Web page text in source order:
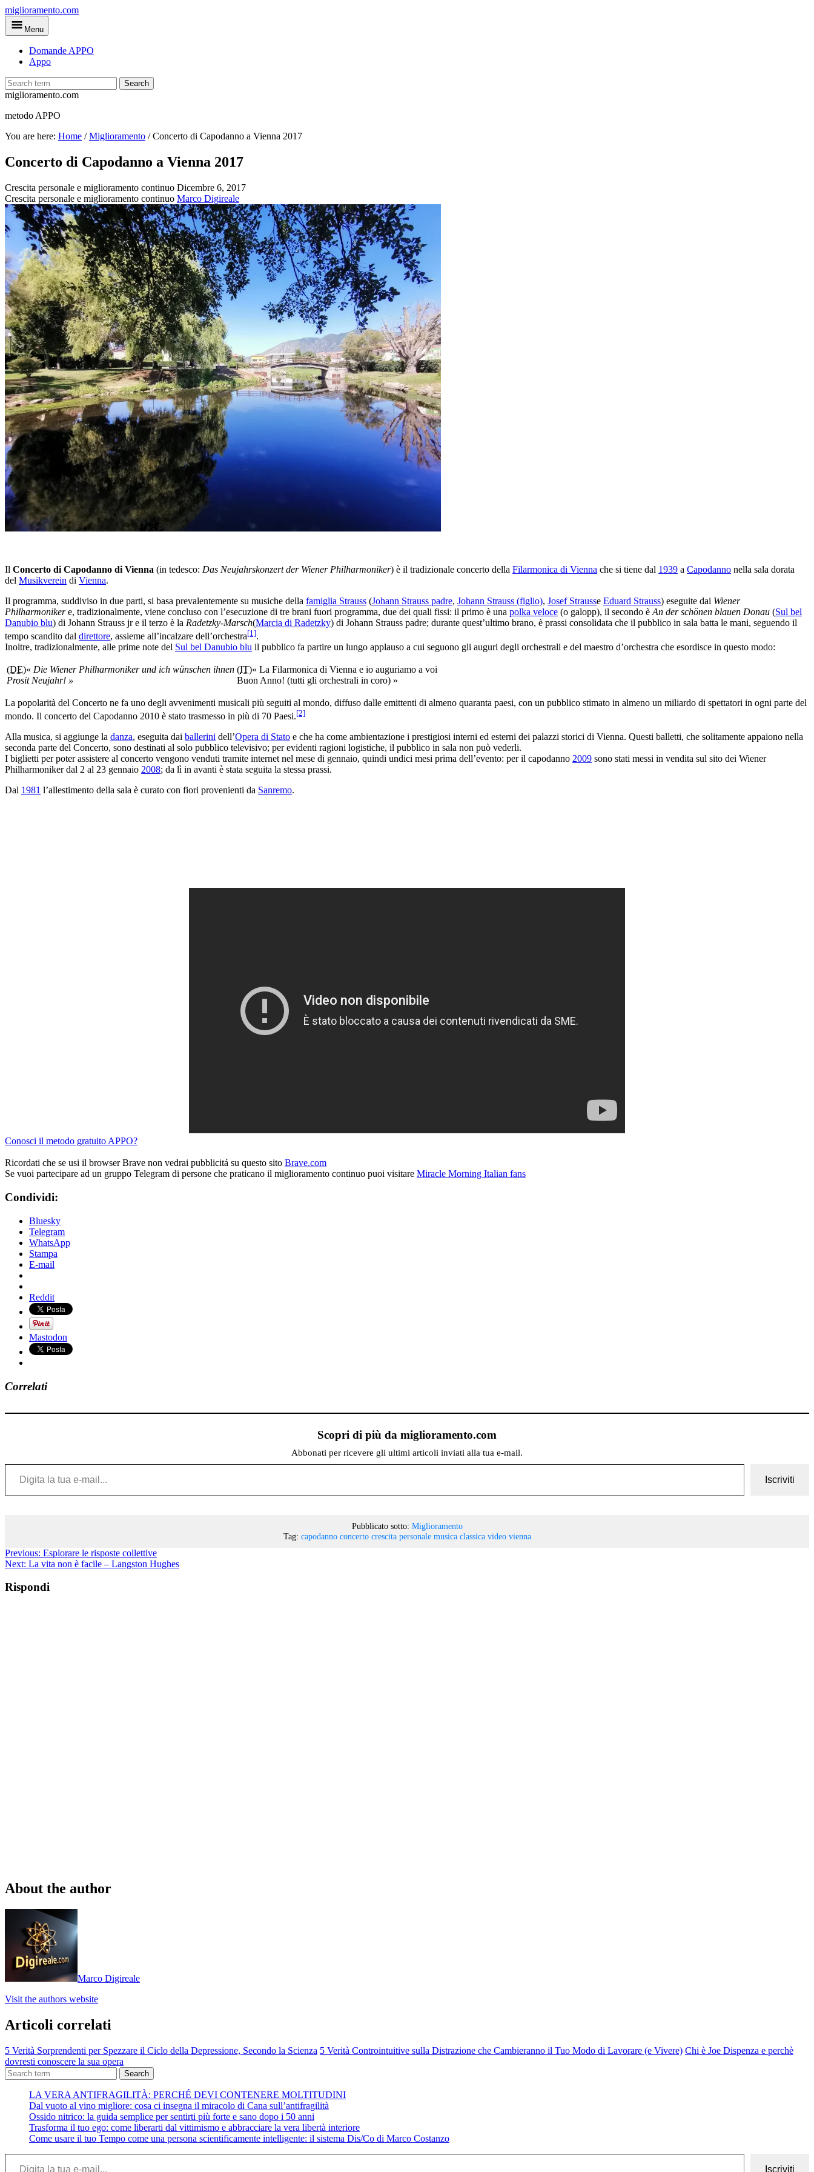
Skip
to
main
miglioramento.com
Menu
Domande APPO
Appo
Search
miglioramento.com
metodo APPO
You are here: Home /Miglioramento /Concerto di Capodanno a Vienna 2017
Concerto di Capodanno a Vienna 2017
Crescita personale e miglioramento continuo Dicembre 6, 2017
Crescita personale e miglioramento continuo Marco Digireale
Il Concerto di Capodanno di Vienna (in tedesco: Das Neujahrskonzert der Wiener Philharmoniker) è il tradizionale concerto della Filarmonica di Vienna che si tiene dal 1939 a Capodanno nella sala dorata
del Musikverein di Vienna.
Il programma, suddiviso in due parti, si basa prevalentemente su musiche della famiglia Strauss (Johann Strauss padre, Johann Strauss (figlio), Josef Strausse Eduard Strauss) eseguite dai Wiener
Philharmonikere, tradizionalmente, viene concluso con l’esecuzione di tre brani fuori programma, due dei quali fissi: il primo è una polka veloce (o galopp), il secondo è An der schönen blauen Donau (Sul bel
Danubio blu) di Johann Strauss jr e il terzo è la Radetzky-Marsch(Marcia di Radetzky) di Johann Strauss padre; durante quest’ultimo brano, è prassi consolidata che il pubblico in sala batta le mani, seguendo il
tempo scandito dal direttore, assieme all’incalzare dell’orchestra[1].
Inoltre, tradizionalmente, alle prime note del Sul bel Danubio blu il pubblico fa partire un lungo applauso a cui seguono gli auguri degli orchestrali e del maestro d’orchestra che esordisce in questo modo:
(DE)« Die Wiener Philharmoniker und ich wünschen ihnen
Prosit Neujahr! »
(IT)« La Filarmonica di Vienna e io auguriamo a voi
Buon Anno! (tutti gli orchestrali in coro) »
La popolarità del Concerto ne fa uno degli avvenimenti musicali più seguiti al mondo, diffuso dalle emittenti di almeno quaranta paesi, con un pubblico stimato in almeno un miliardo di spettatori in ogni parte del
mondo. Il concerto del Capodanno 2010 è stato trasmesso in più di 70 Paesi.[2]
Alla musica, si aggiunge la danza, eseguita dai ballerini dell’Opera di Stato e che ha come ambientazione i prestigiosi interni ed esterni dei palazzi storici di Vienna. Questi balletti, che solitamente appaiono nella
seconda parte del Concerto, sono destinati al solo pubblico televisivo; per evidenti ragioni logistiche, il pubblico in sala non può vederli.
I biglietti per poter assistere al concerto vengono venduti tramite internet nel mese di gennaio, quindi undici mesi prima dell’evento: per il capodanno 2009 sono stati messi in vendita sul sito dei Wiener
Philharmoniker dal 2 al 23 gennaio 2008; da lì in avanti è stata seguita la stessa prassi.
Dal 1981 l’allestimento della sala è curato con fiori provenienti da Sanremo.
Conosci il metodo gratuito APPO?
Ricordati che se usi il browser Brave non vedrai pubblicitá su questo sito Brave.com
Se vuoi partecipare ad un gruppo Telegram di persone che praticano il miglioramento continuo puoi visitare Miracle Morning Italian fans
Condividi:
Bluesky
Telegram
WhatsApp
Stampa
E-mail
Reddit
Mastodon
Correlati
Scopri di più da miglioramento.com
Abbonati per ricevere gli ultimi articoli inviati alla tua e-mail.
Digita la tua e-mail...
Iscriviti
Pubblicato sotto: Miglioramento
Tag: capodanno concerto crescita personale musica classica video vienna
Previous: Esplorare le risposte collettive
Next: La vita non è facile – Langston Hughes
Rispondi
About the author
Marco Digireale
Visit the authors website
Articoli correlati
5 Verità Sorprendenti per Spezzare il Ciclo della Depressione, Secondo la Scienza 5 Verità Controintuitive sulla Distrazione che Cambieranno il Tuo Modo di Lavorare (e Vivere) Chi è Joe Dispenza e perchè
dovresti conoscere la sua opera
Search
LA VERA ANTIFRAGILITÀ: PERCHÉ DEVI CONTENERE MOLTITUDINI
Dal vuoto al vino migliore: cosa ci insegna il miracolo di Cana sull’antifragilità
Ossido nitrico: la guida semplice per sentirti più forte e sano dopo i 50 anni
Trasforma il tuo ego: come liberarti dal vittimismo e abbracciare la vera libertà interiore
Come usare il tuo Tempo come una persona scientificamente intelligente: il sistema Dis/Co di Marco Costanzo
Digita la tua e-mail...
Iscriviti